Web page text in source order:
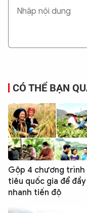
CÓ THỂ BẠN
Gộp 4 chương trình
tiêu quốc gia để đẩy
nhanh tiến độ